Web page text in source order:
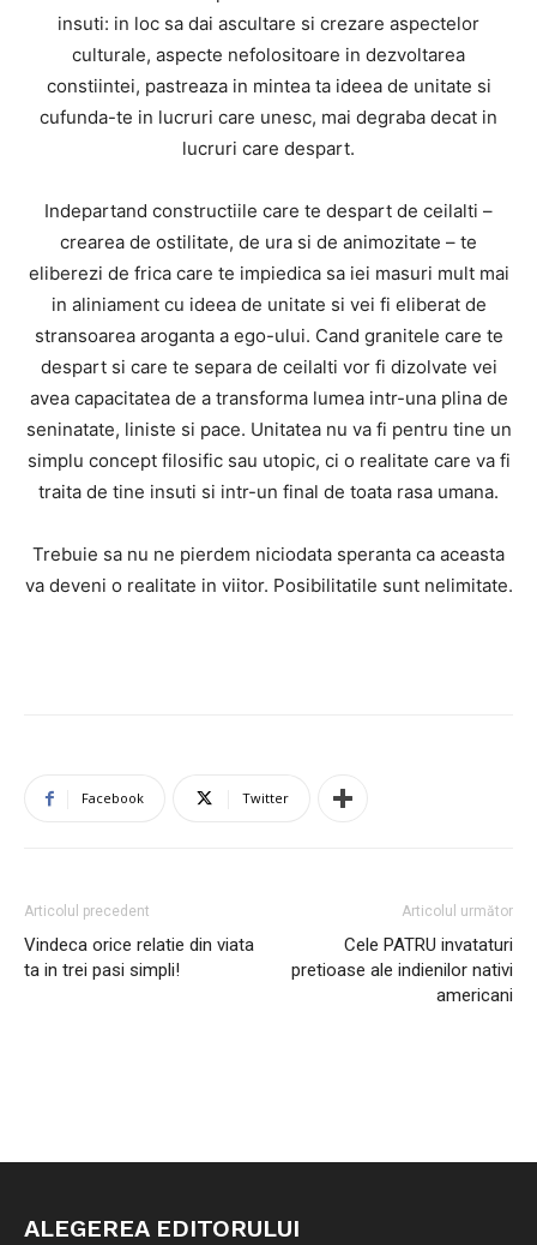
insuti: in loc sa dai ascultare si crezare aspectelor
culturale, aspecte nefolositoare in dezvoltarea
constiintei, pastreaza in mintea ta ideea de unitate si
cufunda-te in lucruri care unesc, mai degraba decat in
lucruri care despart.
Indepartand constructiile care te despart de ceilalti –
crearea de ostilitate, de ura si de animozitate – te
eliberezi de frica care te impiedica sa iei masuri mult mai
in aliniament cu ideea de unitate si vei fi eliberat de
stransoarea aroganta a ego-ului. Cand granitele care te
despart si care te separa de ceilalti vor fi dizolvate vei
avea capacitatea de a transforma lumea intr-una plina de
seninatate, liniste si pace. Unitatea nu va fi pentru tine un
simplu concept filosific sau utopic, ci o realitate care va fi
traita de tine insuti si intr-un final de toata rasa umana.
Trebuie sa nu ne pierdem niciodata speranta ca aceasta
va deveni o realitate in viitor. Posibilitatile sunt nelimitate.
Facebook Twitter
Articolul precedent
Vindeca orice relatie din viata
ta in trei pasi simpli!
Articolul următor
Cele PATRU invataturi
pretioase ale indienilor nativi
americani
ALEGEREA EDITORULUI